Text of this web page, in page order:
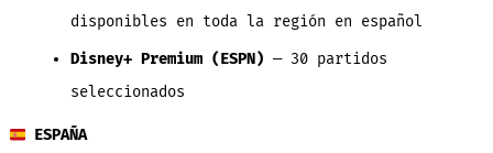
disponibles en toda la región en español
Disney+ Premium (ESPN) — 30 partidos
seleccionados
ESPAÑA